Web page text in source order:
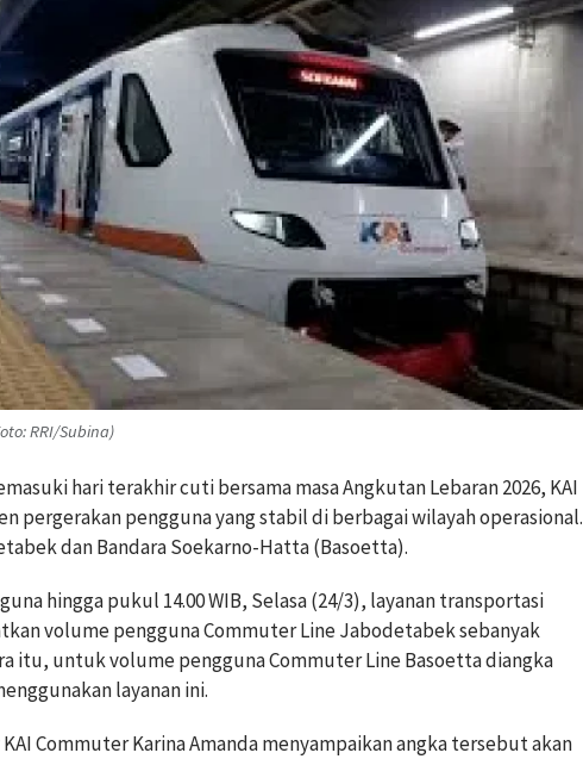
RRI/Subina)
hari terakhir cuti bersama masa Angkutan Lebaran 2026, KAI
pergerakan pengguna yang stabil di berbagai wilayah operasional.
dan Bandara Soekarno-Hatta (Basoetta).
hingga pukul 14.00 WIB, Selasa (24/3), layanan transportasi
volume pengguna Commuter Line Jabodetabek sebanyak
itu, untuk volume pengguna Commuter Line Basoetta diangka
layanan ini.
Commuter Karina Amanda menyampaikan angka tersebut akan